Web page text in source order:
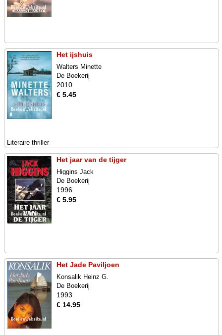
Het ijshuis
Walters Minette
De Boekerij
2010
€ 5.45
Literaire thriller
Het jaar van de tijger
Higgins Jack
De Boekerij
1996
€ 5.95
Het Jade Paviljoen
Konsalik Heinz G.
De Boekerij
1993
€ 14.95